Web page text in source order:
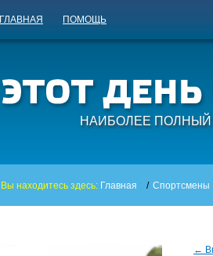
ГЛАВНАЯ ПОМОЩЬ
НАИБОЛЕЕ
Вы находитесь здесь: Главная / Спортсмены
←